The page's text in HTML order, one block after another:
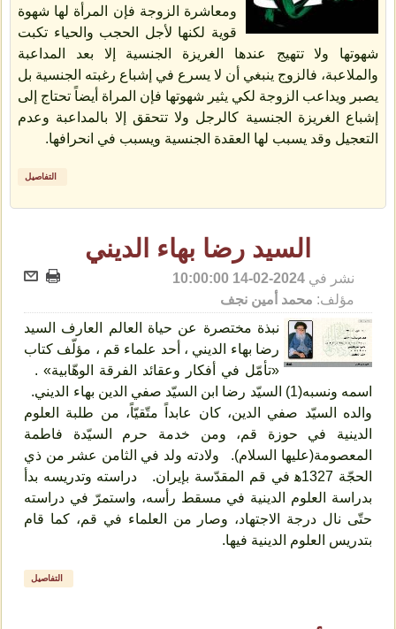
ومعاشرة الزوجة فإن المرأة لها شهوة
قوية لكنها لأجل الحجب والحياء تكبت
شهوتها ولا تتهيج عندها الغريزة الجنسية إلا بعد المداعبة
والملاعبة، فالزوج ينبغي أن لا يسرع في إشباع رغبته الجنسية بل
يصبر ويداعب الزوجة لكي يثير شهوتها فإن المراة أيضاً تحتاج إلی
إشباع الغريزة الجنسية كالرجل ولا تتحقق إلا بالمداعبة وعدم
التعجيل وقد يسبب لها العقدة الجنسية ويسبب في انحرافها.
التفاصيل
السيد رضا بهاء الديني
نشر في 2024-02-14 10:00:00
مؤلف: محمد أمين نجف
نبذة مختصرة عن حياة العالم العارف السيد
رضا بهاء الديني ، أحد علماء قم ، مؤلّف كتاب
«تأمّل في أفكار وعقائد الفرقة الوهّابية» .
اسمه ونسبه(1) السيّد رضا ابن السيّد صفي الدين بهاء الديني.
والده السيّد صفي الدين، كان عابداً متّقيّاً، من طلبة العلوم
الدينية في حوزة قم، ومن خدمة حرم السيّدة فاطمة
المعصومة(عليها السلام). ولادته ولد في الثامن عشر من ذي
الحجّة 1327ﻫ في قم المقدّسة بإيران. دراسته وتدريسه بدأ
بدراسة العلوم الدينية في مسقط رأسه، واستمرّ في دراسته
حتّى نال درجة الاجتهاد، وصار من العلماء في قم، كما قام
بتدريس العلوم الدينية فيها.
التفاصيل